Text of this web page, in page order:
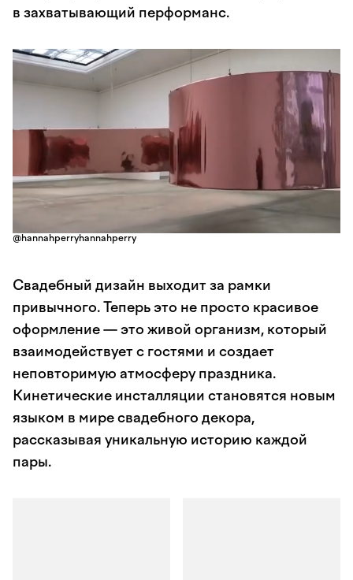
в захватывающий перформанс.
@hannahperryhannahperry
Свадебный дизайн выходит за рамки
привычного. Теперь это не просто красивое
оформление — это живой организм, который
взаимодействует с гостями и создает
неповторимую атмосферу праздника.
Кинетические инсталляции становятся новым
языком в мире свадебного декора,
рассказывая уникальную историю каждой
пары.